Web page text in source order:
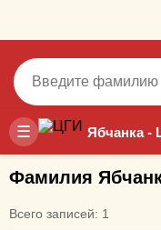
☰
Фамилия
Всего записей: 1